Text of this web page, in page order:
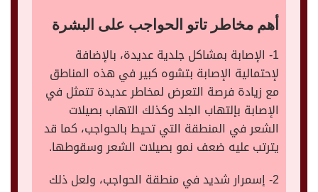
أهم مخاطر تاتو الحواجب على البشرة
1- الإصابة بمشاكل جلدية عديدة، بالإضافة
لإحتمالية الإصابة بتشوه كبير في هذه المناطق
مع زيادة فرصة التعرض لمخاطر عديدة تتمثل في
الإصابة بإلتهاب الجلد وكذلك التهاب بصيلات
الشعر في المنطقة التي تحيط بالحواجب، كما قد
يترتب عليه ضعف نمو بصيلات الشعر وسقوطها.
2- إسمرار شديد في منطقة الحواجب، ولعل ذلك